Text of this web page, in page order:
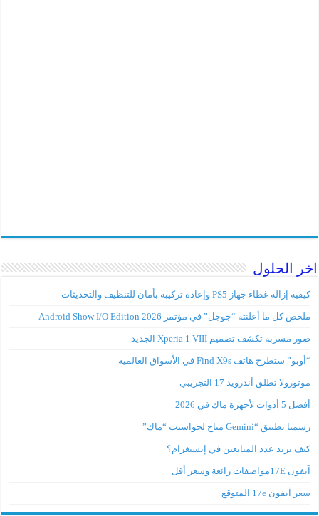
اخر الحلول
كيفية إزالة غطاء جهاز PS5 وإعادة تركيبه بأمان للتنظيف والتحديثات
ملخص كل ما أعلنته “جوجل” في مؤتمر Android Show I/O Edition 2026
صور مسربة تكشف تصميم Xperia 1 VIII الجديد
“أوبو” ستطرح هاتف Find X9s في الأسواق العالمية
موتورولا تطلق أندرويد 17 التجريبي
أفضل 5 أدوات لأجهزة ماك في 2026
رسميا تطبيق “Gemini متاح لحواسيب “ماك”
كيف تزيد عدد المتابعين في إنستغرام؟
آيفون 17Eمواصفات رائعة وسعر أقل
سعر آيفون 17e المتوقع